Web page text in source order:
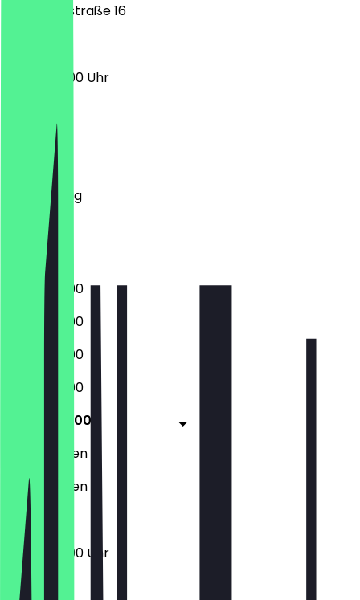
Friedrichsstraße 16
10:30 - 20:00 Uhr
Dienstag
Mittwoch
Donnerstag
Freitag
Samstag
Sonntag
10:30 - 20:00
10:30 - 20:00
10:30 - 20:00
10:30 - 20:00
10:30 - 20:00
Geschlossen
Geschlossen
10:30 - 20:00 Uhr